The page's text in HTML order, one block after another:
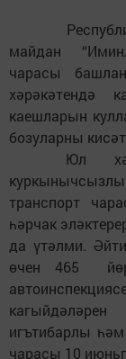
майдан
чарасы
хәрәкәтендә
каешларын
бозуларны
Юл
транспорт
һәрчак
да үтәлми.
өчен 465
игътибарлы
чарасы 10